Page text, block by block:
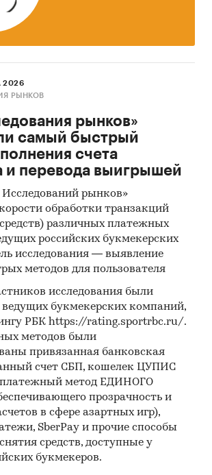
2026
РЫНКОВ
рынков»
самый быстрый
счета
и перевода выигрышей
рынков»
обработки транзакций
различных платежных
российских букмекерских
исследования — выявление
методов для пользователя
исследования были
букмекерских компаний,
РБК https://rating.sportrbc.ru/.
методов были
привязанная банковская
счет СБП, кошелек ЦУПИС
платежный метод ЕДИНОГО
прозрачность и
в сфере азартных игр),
SberPay и прочие способы
средств, доступные у
букмекеров.